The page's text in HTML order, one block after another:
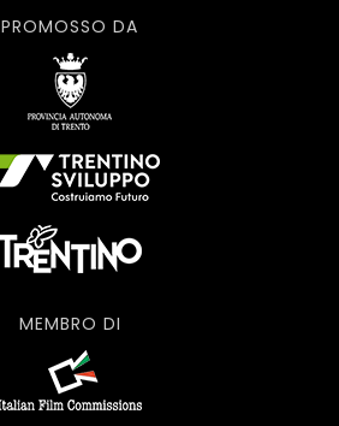
PROMOSSO DA
MEMBRO DI